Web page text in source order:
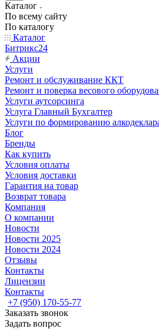
Каталог
По всему сайту
По каталогу
Каталог
Битрикс24
Акции
Услуги
Ремонт и обслуживание ККТ
Ремонт и поверка весового
Услуги аутсорсинга
Услуга Главный Бухгалтер
Услуги по формированию
Блог
Бренды
Как купить
Условия оплаты
Условия доставки
Гарантия на товар
Возврат товара
Компания
О компании
Новости
Новости 2025
Новости 2024
Отзывы
Контакты
Лицензии
Контакты
+7 (950) 170-55-77
Заказать звонок
Задать вопрос